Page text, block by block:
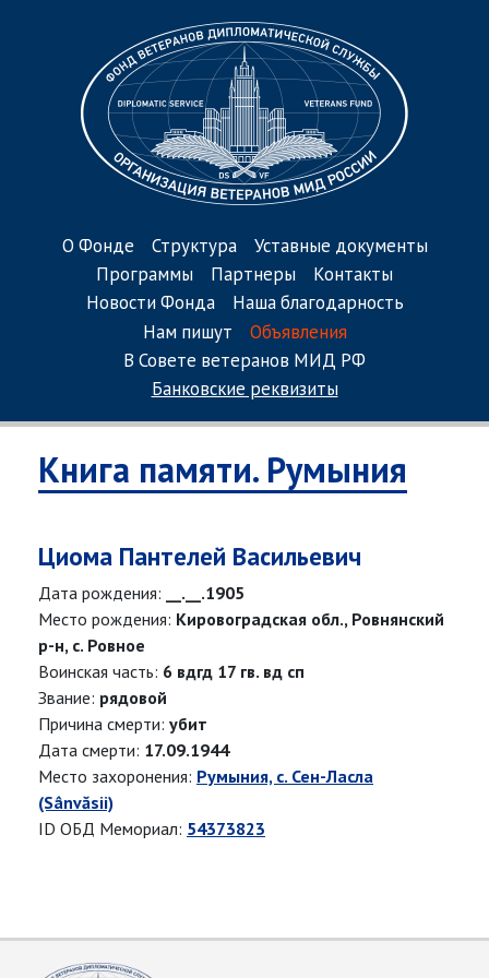
О Фонде Структура
Уставные документы
Программы
Партнеры
Контакты
Новости Фонда
Наша благодарность
Нам пишут
Объявления
В Совете ветеранов МИД РФ
Банковские реквизиты
Книга памяти. Румыния
Циома Пантелей Васильевич
Дата рождения:
__.__.1905
Место рождения: Кировоградская обл., Ровнянский
р-н, с. Ровное
Воинская часть: 6 вдгд 17 гв. вд сп
Звание: рядовой
Причина смерти: убит
Дата смерти: 17.09.1944
Место захоронения: Румыния, с. Сен-Ласла
(Sânvăsii)
ID ОБД Мемориал: 54373823